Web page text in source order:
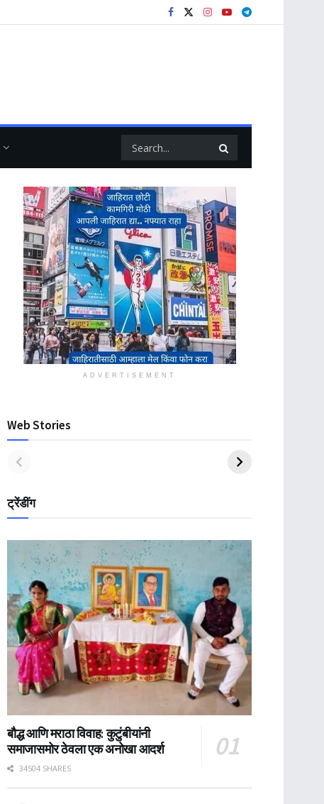
ADVERTISEMENT
Web Stories
ट्रेंडींग
बौद्ध आणि मराठा विवाह: कुटुंबीयांनी
समाजासमोर ठेवला एक अनोखा आदर्श
34504 SHARES